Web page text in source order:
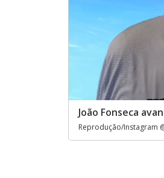
João Fonseca
Reprodução/Instagram